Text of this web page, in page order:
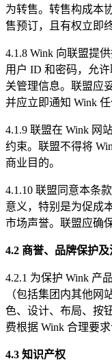
为转售。转售构成本
售预订，且有权立即
4.1.8 Wink 向联盟提
用户 ID 和密码，允
关管理信息。联盟应
并应立即通知 Wink
4.1.9 联盟在 Wink 网
约束。联盟不得将
商业目的。
4.1.10 联盟同意本条
意义，特别是为促成
市场声誉。联盟应确
4.2 商誉、品牌保护及
4.2.1 为保护 Wink 产
（包括集团内其他网
色、设计、布局、按
费根据 Wink 合理要
4.3 知识产权